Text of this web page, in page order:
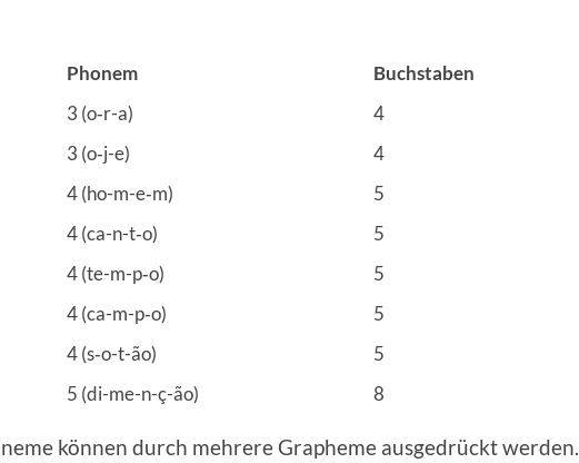
Pho­nem
Buch­sta­ben
3 (o‑r-a)
4
3 (o‑j-e)
4
4 (ho-m-e‑m)
5
4 (ca-n-t‑o)
5
4 (te-m-p‑o)
5
4 (ca-m-p‑o)
5
4 (s‑o-t-ão)
5
5 (di-me-n-ç-ão) 8
kön­nen durch meh­re­re Gra­phe­me aus­ge­drückt wer­den.